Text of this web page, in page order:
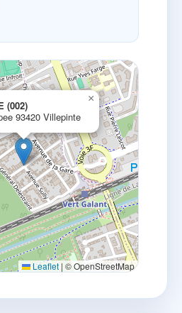
(002)
93420 Villepinte
×
Leaflet | © OpenStreetMap